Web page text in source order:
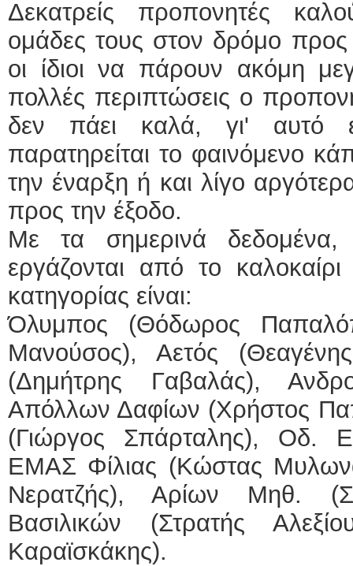
Δεκατρείς προπονητές
ομάδες τους στον δρόμο
οι ίδιοι να πάρουν ακόμη
πολλές περιπτώσεις ο
δεν πάει καλά, γι' αυτό
παρατηρείται το φαινόμενο
την έναρξη ή και λίγο
προς την έξοδο.
Με τα σημερινά
εργάζονται από το
κατηγορίας είναι:
Όλυμπος (Θόδωρος
Μανούσος), Αετός
(Δημήτρης Γαβαλάς),
Απόλλων Δαφίων (Χρήστος
(Γιώργος Σπάρταλης), Οδ.
ΕΜΑΣ Φίλιας (Κώστας
Νερατζής), Αρίων Μηθ.
Βασιλικών (Στρατής
Καραϊσκάκης).